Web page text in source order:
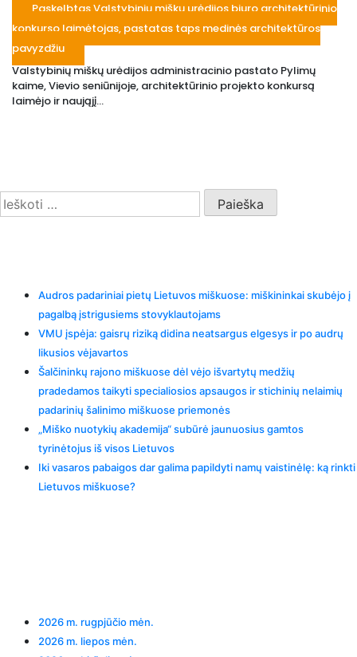
Paskelbtas Valstybinių miškų urėdijos biuro architektūrinio
konkurso laimėtojas, pastatas taps medinės architektūros
pavyzdžiu
Valstybinių miškų urėdijos administracinio pastato Pylimų
kaime, Vievio seniūnijoje, architektūrinio projekto konkursą
laimėjo ir naująjį...
Ieškoti:
Audros padariniai pietų Lietuvos miškuose: miškininkai skubėjo į
pagalbą įstrigusiems stovyklautojams
VMU įspėja: gaisrų riziką didina neatsargus elgesys ir po audrų
likusios vėjavartos
Šalčininkų rajono miškuose dėl vėjo išvartytų medžių
pradedamos taikyti specialiosios apsaugos ir stichinių nelaimių
padarinių šalinimo miškuose priemonės
„Miško nuotykių akademija“ subūrė jaunuosius gamtos
tyrinėtojus iš visos Lietuvos
Iki vasaros pabaigos dar galima papildyti namų vaistinėlę: ką rinkti
Lietuvos miškuose?
2026 m. rugpjūčio mėn.
2026 m. liepos mėn.